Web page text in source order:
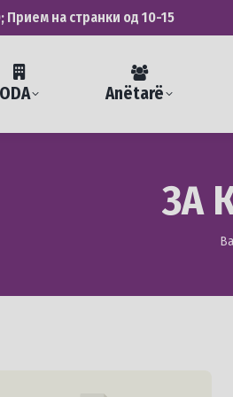
Прием на странки од 10-15
ODA Anëtarë
ЗА